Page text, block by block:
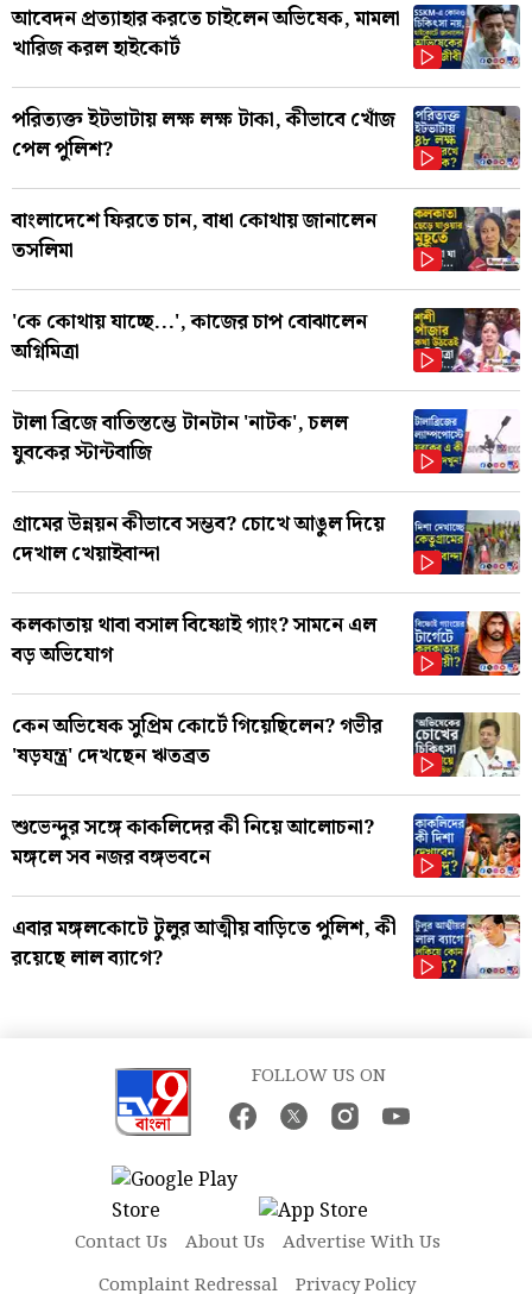
আবেদন প্রত্যাহার করতে চাইলেন অভিষেক, মামলা
খারিজ করল হাইকোর্ট
পরিত্যক্ত ইটভাটায় লক্ষ লক্ষ টাকা, কীভাবে খোঁজ
পেল পুলিশ?
বাংলাদেশে ফিরতে চান, বাধা কোথায় জানালেন
তসলিমা
'কে কোথায় যাচ্ছে...', কাজের চাপ বোঝালেন
অগ্নিমিত্রা
টালা ব্রিজে বাতিস্তম্ভে টানটান 'নাটক', চলল
যুবকের স্টান্টবাজি
গ্রামের উন্নয়ন কীভাবে সম্ভব? চোখে আঙুল দিয়ে
দেখাল খেয়াইবান্দা
কলকাতায় থাবা বসাল বিষ্ণোই গ্যাং? সামনে এল
বড় অভিযোগ
কেন অভিষেক সুপ্রিম কোর্টে গিয়েছিলেন? গভীর
'ষড়যন্ত্র' দেখছেন ঋতব্রত
শুভেন্দুর সঙ্গে কাকলিদের কী নিয়ে আলোচনা?
মঙ্গলে সব নজর বঙ্গভবনে
এবার মঙ্গলকোটে টুলুর আত্মীয় বাড়িতে পুলিশ, কী
রয়েছে লাল ব্যাগে?
FOLLOW US ON
Contact Us About Us
Advertise With Us
Complaint Redressal
Privacy Policy